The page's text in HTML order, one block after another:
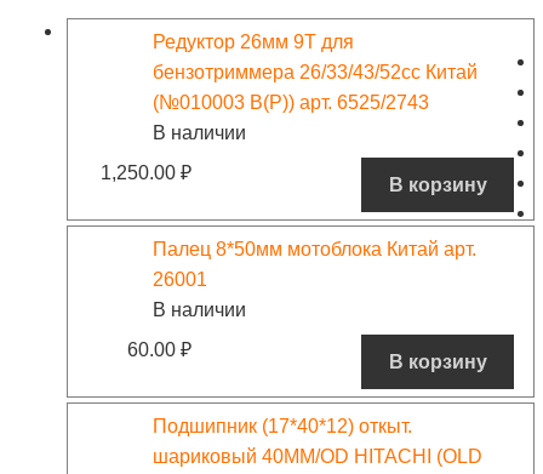
Редуктор 26мм 9Т для
бензотриммера 26/33/43/52сс Китай
(№010003 В(Р)) арт. 6525/2743
В наличии
1,250.00 ₽
В корзину
Палец 8*50мм мотоблока Китай арт.
26001
В наличии
60.00 ₽
В корзину
Подшипник (17*40*12) откыт.
шариковый 40MM/OD HITACHI (OLD